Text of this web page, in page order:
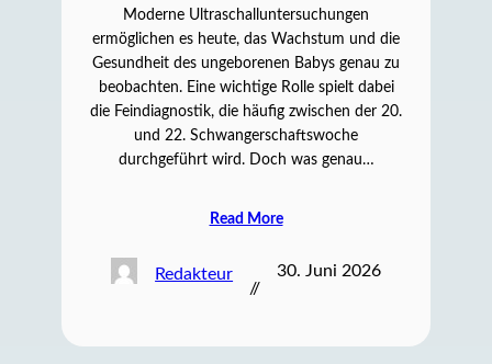
Moderne Ultraschalluntersuchungen
ermöglichen es heute, das Wachstum und die
Gesundheit des ungeborenen Babys genau zu
beobachten. Eine wichtige Rolle spielt dabei
die Feindiagnostik, die häufig zwischen der 20.
und 22. Schwangerschaftswoche
durchgeführt wird. Doch was genau…
Read More
Redakteur
//
30. Juni 2026